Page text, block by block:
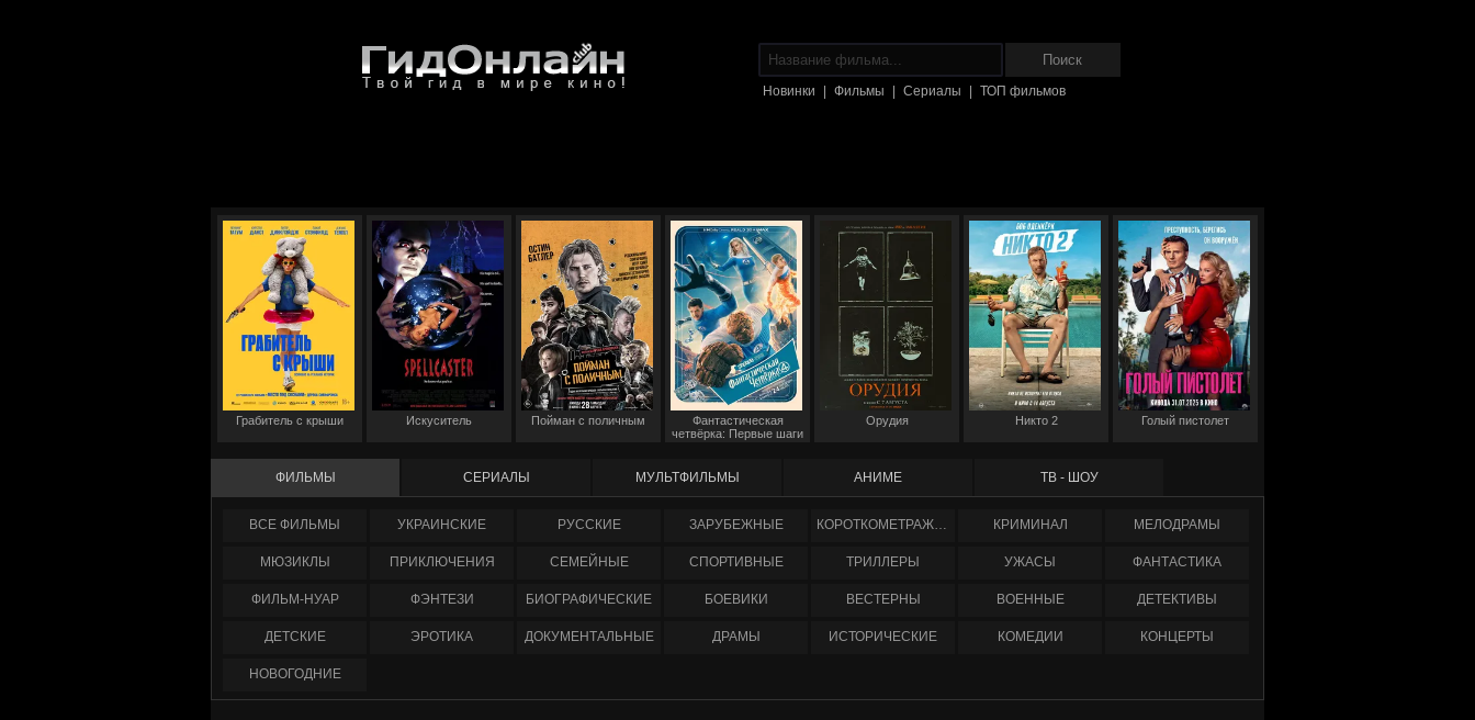
Новинки Фильмы Сериалы ТОП фильмов
Грабитель с крыши Искуситель Пойман с поличным
Фантастическая
четвёрка: Первые шаги
Орудия Никто 2 Голый пистолет
ФИЛЬМЫ СЕРИАЛЫ МУЛЬТФИЛЬМЫ АНИМЕ ТВ - ШОУ
ФИЛЬМЫ УКРАИНCКИЕ РУССКИЕ ЗАРУБЕЖНЫЕ КОРОТКОМЕТРАЖНЫЕ КРИМИНАЛ МЕЛОДРАМЫ
МЮЗИКЛЫ ПРИКЛЮЧЕНИЯ СЕМЕЙНЫЕ СПОРТИВНЫЕ ТРИЛЛЕРЫ УЖАСЫ ФАНТАСТИКА
ФИЛЬМ-НУАР ФЭНТЕЗИ БИОГРАФИЧЕСКИЕ БОЕВИКИ ВЕСТЕРНЫ ВОЕННЫЕ ДЕТЕКТИВЫ
ДЕТСКИЕ ЭРОТИКА ДОКУМЕНТАЛЬНЫЕ ДРАМЫ ИСТОРИЧЕСКИЕ КОМЕДИИ КОНЦЕРТЫ
НОВОГОДНИЕ